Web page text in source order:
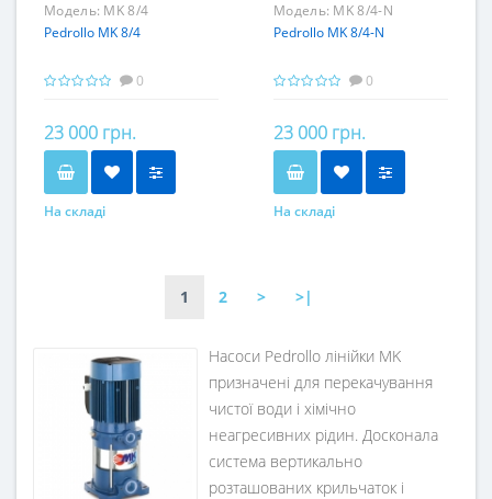
Модель: MK 8/4
Pedrollo MK 8/4
0
23 000 грн.
На складі
Модель: MK 8/4-N
Pedrollo MK 8/4-N
0
23 000 грн.
На складі
1 2 > >|
Насоси Pedrollo лінійки MK
призначені для перекачування
чистої води і хімічно
неагресивних рідин. Досконала
система вертикально
розташованих крильчаток і